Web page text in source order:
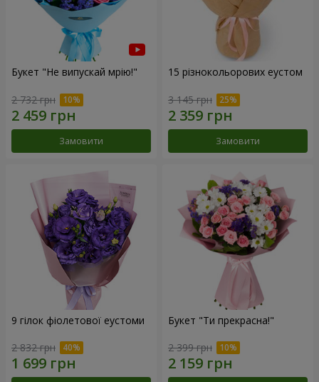
Букет "Не випускай мрію!"
2 732 грн
Замовити
15 різнокольорових еустом
3 145 грн
Замовити
9 гілок фіолетової еустоми
2 832 грн
Букет "Ти прекрасна!"
2 399 грн